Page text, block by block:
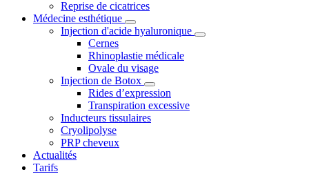
Reprise de cicatrices
Médecine esthétique
Injection d'acide hyaluronique
Cernes
Rhinoplastie médicale
Ovale du visage
Injection de Botox
Rides d’expression
Transpiration excessive
Inducteurs tissulaires
Cryolipolyse
PRP cheveux
Actualités
Tarifs